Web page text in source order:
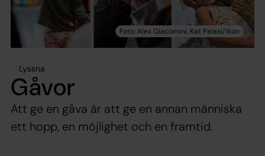
Lyssna
Gåvor
Att ge en gåva är att ge en annan människa
ett hopp, en möjlighet och en framtid.